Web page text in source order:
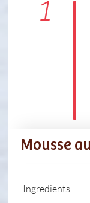
1
Mousse
Ingredients